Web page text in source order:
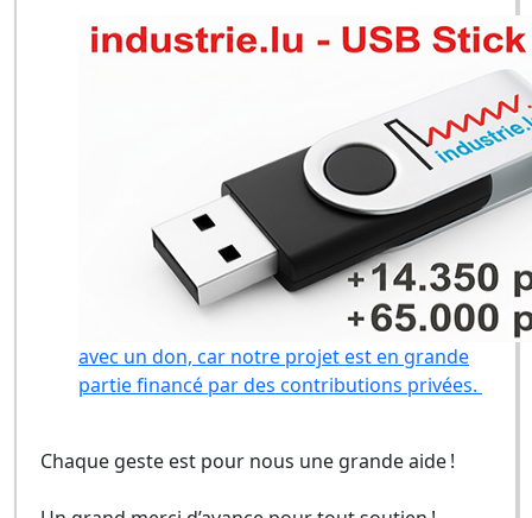
avec un don, car notre projet est en grande
partie financé par des contributions privées.
Chaque geste est pour nous une grande aide !